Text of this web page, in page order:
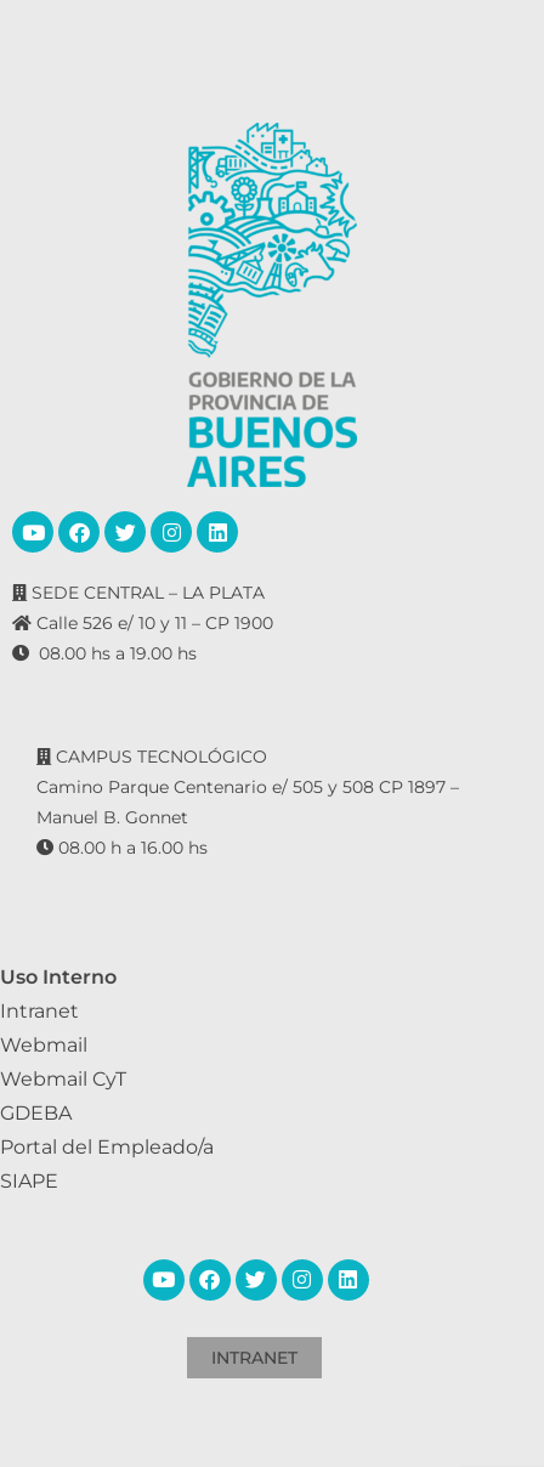
SEDE CENTRAL – LA PLATA
Calle 526 e/ 10 y 11 – CP 1900
08.00 hs a 19.00 hs
CAMPUS TECNOLÓGICO
Camino Parque Centenario e/ 505 y 508 CP 1897 –
Manuel B. Gonnet
08.00 h a 16.00 hs
Uso Interno
Intranet
Webmail
Webmail CyT
GDEBA
Portal del Empleado/a
SIAPE
INTRANET